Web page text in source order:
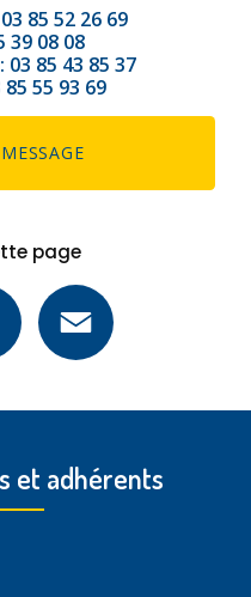
03 85 52 26 69
39 08 08
03 85 43 85 37
85 55 93 69
page
et adhérents